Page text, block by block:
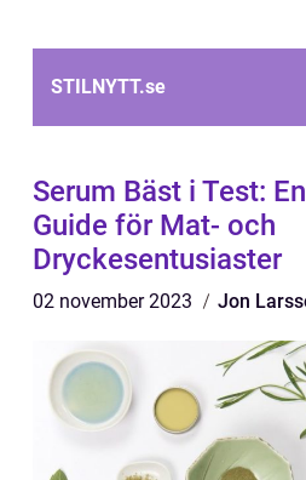
STILNYTT.se
Serum Bäst i Test:
Guide för Mat- och
Dryckesentusiaster
02 november 2023 Jon